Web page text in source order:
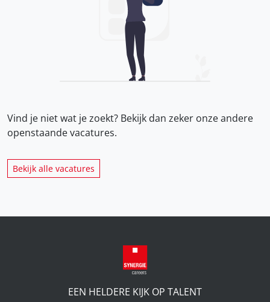
Vind je niet wat je zoekt? Bekijk dan zeker onzeandere
openstaande vacatures.
Bekijk alle vacatures
EEN HELDERE KIJK OP TALENT